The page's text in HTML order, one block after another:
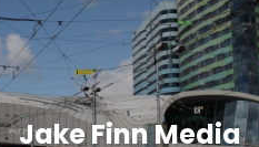
Jake Finn Media